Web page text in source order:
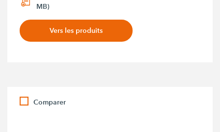
MB)
Vers les produits
Comparer